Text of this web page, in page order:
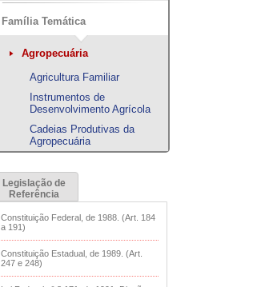
Família Temática
Agropecuária
Agricultura Familiar
Instrumentos de
Desenvolvimento Agrícola
Cadeias Produtivas da
Agropecuária
Legislação de
Referência
Constituição Federal, de 1988. (Art. 184
a 191)
Constituição Estadual, de 1989. (Art.
247 e 248)